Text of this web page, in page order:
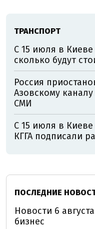
ТРАНСПОРТ
С 15 июля в
сколько будут
Россия
Азовскому
СМИ
С 15 июля в
КГГА подписали
ПОСЛЕДНИЕ
Новости 6
бизнес